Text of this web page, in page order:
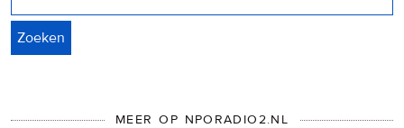
MEER OP NPORADIO2.NL